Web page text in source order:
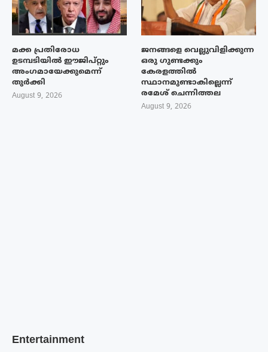
മക്ക പ്രതിരോധ
ഉടമ്പടിയിൽ ഈജിപ്റ്റും
അംഗമായേക്കുമെന്ന്
തുർക്കി
August 9, 2026
ജനങ്ങളെ വെല്ലുവിളിക്കുന്ന
ഒരു ഗുണ്ടക്കും
കേരളത്തിൽ
സ്ഥാനമുണ്ടാകില്ലെന്ന്
രമേശ് ചെന്നിത്തല
August 9, 2026
Entertainment